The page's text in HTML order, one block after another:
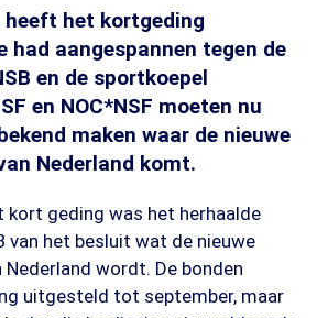
heeft het kortgeding
had aangespannen tegen de
en de sportkoepel
en NOC*NSF moeten nu
maken waar de nieuwe
Nederland komt.
kort geding was het herhaalde
van het besluit wat de nieuwe
wordt. De bonden
uitgesteld tot september, maar